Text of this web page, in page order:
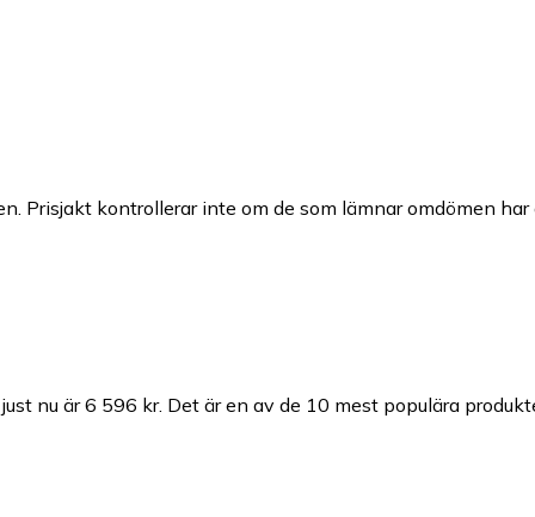
Prisjakt kontrollerar inte om de som lämnar omdömen
nu är 6 596 kr. Det är en av de 10 mest populära